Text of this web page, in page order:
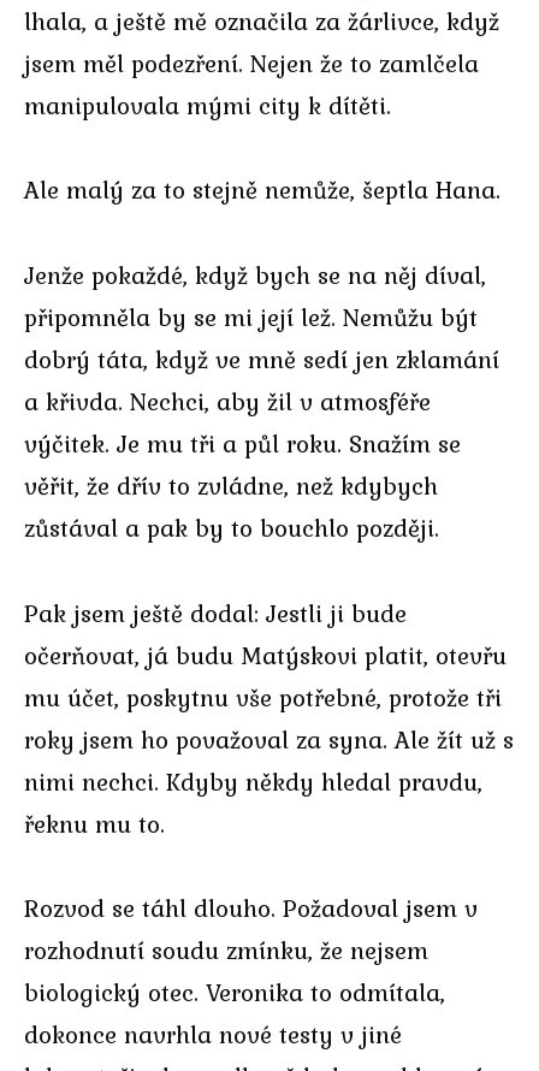
lhala, a ještě mě označila za žárlivce, když
jsem měl podezření. Nejen že to zamlčela
manipulovala mými city k dítěti.
Ale malý za to stejně nemůže, šeptla Hana.
Jenže pokaždé, když bych se na něj díval,
připomněla by se mi její lež. Nemůžu být
dobrý táta, když ve mně sedí jen zklamání
a křivda. Nechci, aby žil v atmosféře
výčitek. Je mu tři a půl roku. Snažím se
věřit, že dřív to zvládne, než kdybych
zůstával a pak by to bouchlo později.
Pak jsem ještě dodal: Jestli ji bude
očerňovat, já budu Matýskovi platit, otevřu
mu účet, poskytnu vše potřebné, protože tři
roky jsem ho považoval za syna. Ale žít už s
nimi nechci. Kdyby někdy hledal pravdu,
řeknu mu to.
Rozvod se táhl dlouho. Požadoval jsem v
rozhodnutí soudu zmínku, že nejsem
biologický otec. Veronika to odmítala,
dokonce navrhla nové testy v jiné